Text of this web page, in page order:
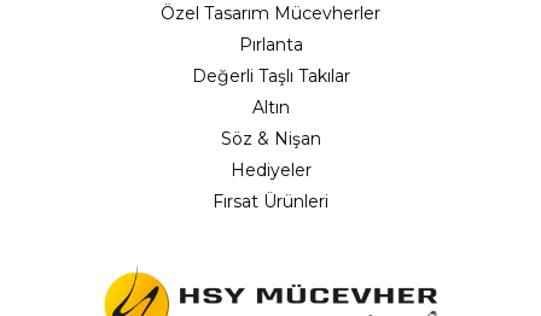
Özel Tasarım Mücevherler
Pırlanta
Değerli Taşlı Takılar
Altın
Söz & Nişan
Hediyeler
Fırsat Ürünleri